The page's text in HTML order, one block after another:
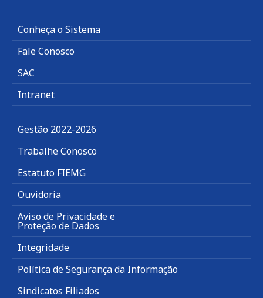
Conheça o Sistema
Fale Conosco
SAC
Intranet
Gestão 2022-2026
Trabalhe Conosco
Estatuto FIEMG
Ouvidoria
Aviso de Privacidade e
Proteção de Dados
Integridade
Política de Segurança da Informação
Sindicatos Filiados